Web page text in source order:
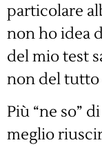
particolare
non ho idea
del mio test
non del tutto
Più “ne so”
meglio